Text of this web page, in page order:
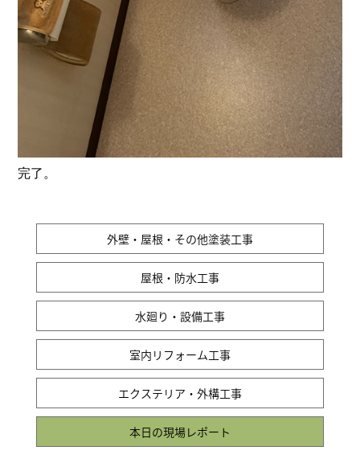
完了。
外壁・屋根・その他塗装工事
屋根・防水工事
水廻り・設備工事
室内リフォーム工事
エクステリア・外構工事
本日の現場レポート